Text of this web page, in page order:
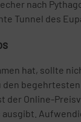
nach
Tunnel des
hat, sollte
der Online-